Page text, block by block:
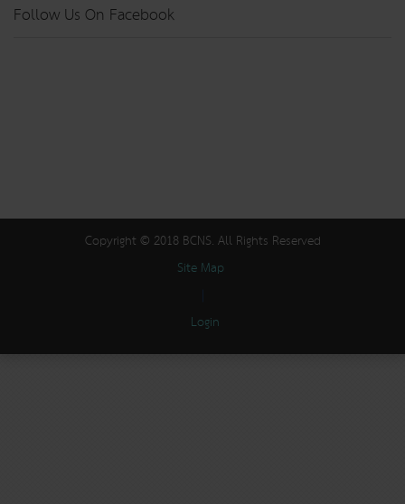
Follow Us On Facebook
Copyright © 2018 BCNS. All Rights Reserved
Site Map
|
Login